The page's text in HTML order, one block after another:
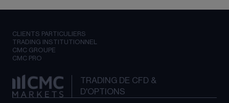
CLIENTS PARTICULIERS
TRADING INSTITUTIONNEL
CMC GROUPE
CMC PRO
TRADING DE CFD &
D'OPTIONS